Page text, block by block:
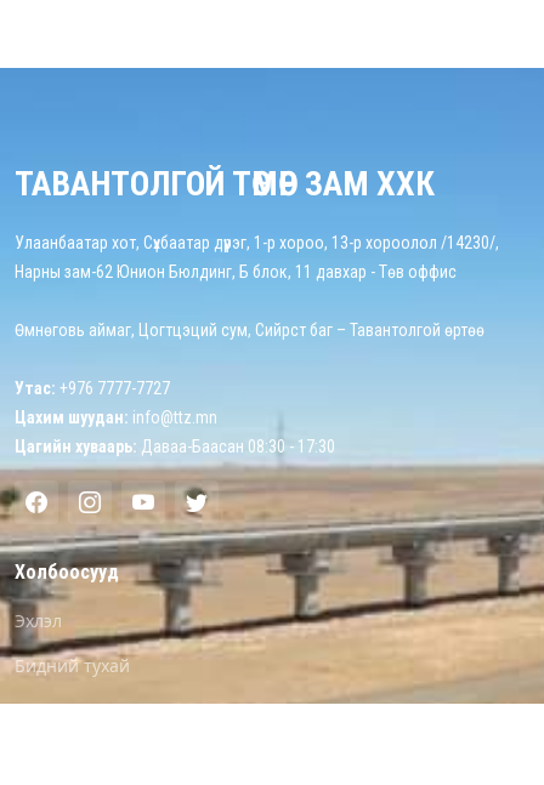
ТАВАНТОЛГОЙ ТӨМӨР ЗАМ ХХК
Улаанбаатар хот, Сүхбаатар дүүрэг, 1-р хороо, 13-р хороолол /14230/,
Нарны зам-62 Юнион Бюлдинг, Б блок, 11 давхар - Төв оффис
Өмнөговь аймаг, Цогтцэций сум, Сийрст баг – Тавантолгой өртөө
Утас: +976 7777-7727
Цахим шуудан: info@ttz.mn
Цагийн хуваарь: Даваа-Баасан 08:30 - 17:30
Холбоосууд
Эхлэл
Бидний тухай
Хүний нөөц